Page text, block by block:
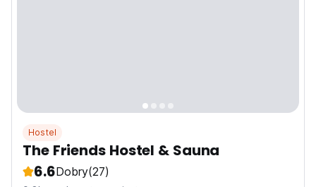
Hostel
The Friends Hostel & Sauna
6.6Dobry(27)